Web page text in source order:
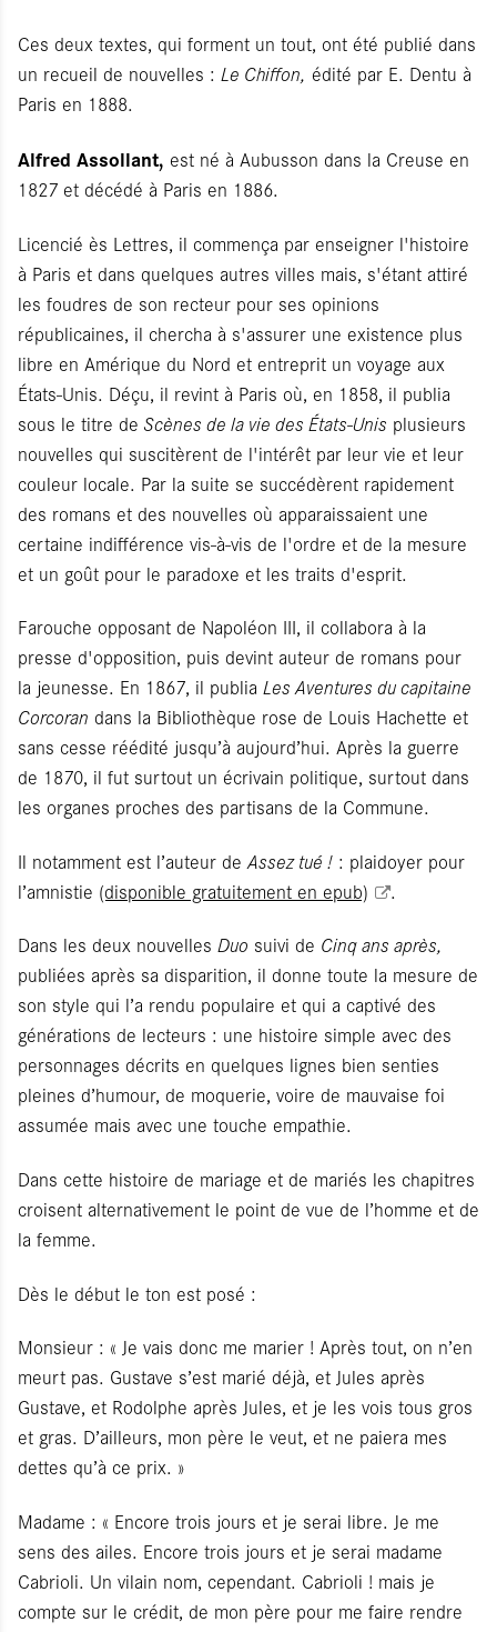
Ces deux textes, qui forment un tout, ont été publié dans
un recueil de nouvelles : Le Chiffon, édité par E. Dentu à
Paris en 1888.
Alfred Assollant, est né à Aubusson dans la Creuse en
1827 et décédé à Paris en 1886.
Licencié ès Lettres, il commença par enseigner l'histoire
à Paris et dans quelques autres villes mais, s'étant attiré
les foudres de son recteur pour ses opinions
républicaines, il chercha à s'assurer une existence plus
libre en Amérique du Nord et entreprit un voyage aux
États-Unis. Déçu, il revint à Paris où, en 1858, il publia
sous le titre de Scènes de la vie des États-Unis plusieurs
nouvelles qui suscitèrent de l'intérêt par leur vie et leur
couleur locale. Par la suite se succédèrent rapidement
des romans et des nouvelles où apparaissaient une
certaine indifférence vis-à-vis de l'ordre et de la mesure
et un goût pour le paradoxe et les traits d'esprit.
Farouche opposant de Napoléon III, il collabora à la
presse d'opposition, puis devint auteur de romans pour
la jeunesse. En 1867, il publia Les Aventures du capitaine
Corcoran dans la Bibliothèque rose de Louis Hachette et
sans cesse réédité jusqu’à aujourd’hui. Après la guerre
de 1870, il fut surtout un écrivain politique, surtout dans
les organes proches des partisans de la Commune.
Il notamment est l’auteur de Assez tué ! : plaidoyer pour
l’amnistie (disponible gratuitement en epub) .
Dans les deux nouvelles Duo suivi de Cinq ans après,
publiées après sa disparition, il donne toute la mesure de
son style qui l’a rendu populaire et qui a captivé des
générations de lecteurs : une histoire simple avec des
personnages décrits en quelques lignes bien senties
pleines d’humour, de moquerie, voire de mauvaise foi
assumée mais avec une touche empathie.
Dans cette histoire de mariage et de mariés les chapitres
croisent alternativement le point de vue de l’homme et de
la femme.
Dès le début le ton est posé :
Monsieur : « Je vais donc me marier ! Après tout, on n’en
meurt pas. Gustave s’est marié déjà, et Jules après
Gustave, et Rodolphe après Jules, et je les vois tous gros
et gras. D’ailleurs, mon père le veut, et ne paiera mes
dettes qu’à ce prix. »
Madame : « Encore trois jours et je serai libre. Je me
sens des ailes. Encore trois jours et je serai madame
Cabrioli. Un vilain nom, cependant. Cabrioli ! mais je
compte sur le crédit, de mon père pour me faire rendre